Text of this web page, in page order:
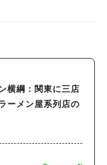
横綱：関東に三店
ーメン屋系列店の